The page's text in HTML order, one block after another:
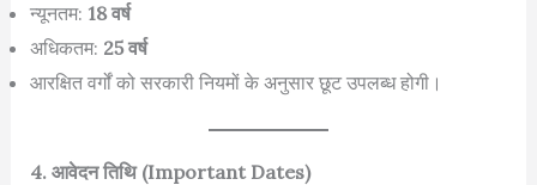
न्यूनतम: 18 वर्ष
अधिकतम: 25 वर्ष
आरक्षित वर्गों को सरकारी नियमों के अनुसार छूट उपलब्ध होगी।
4. आवेदन तिथि (Important Dates)